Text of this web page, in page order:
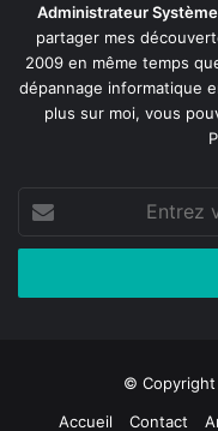
Administrateur
partager mes
2009 en même temps
dépannage informatique
plus sur moi, vous
votre
adresse
© Copyright
Accueil
Contact